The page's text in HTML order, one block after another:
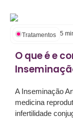
Tratamentos 5
O que é e
A Inseminação
medicina
infertilidade